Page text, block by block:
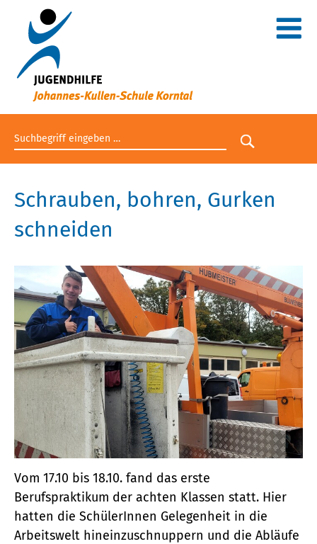
Suchbegriff eingeben
Suche
Schrauben, bohren, Gurken
schneiden
Vom 17.10 bis 18.10. fand das erste
Berufspraktikum der achten Klassen statt. Hier
hatten die SchülerInnen Gelegenheit in die
Arbeitswelt hineinzuschnuppern und die Abläufe